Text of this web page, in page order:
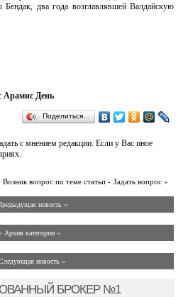
два года возглавлявшей Валдайскую
Арамис День
Поделиться…
с мнением редакции. Если у Вас иное
Возник вопрос по теме статьи - Задать вопрос »
новость «
Архив категории «
новость »
БРОКЕР №1